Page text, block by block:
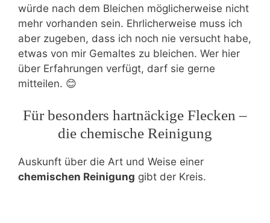
würde nach dem Bleichen möglicherweise nicht
mehr vorhanden sein. Ehrlicherweise muss ich
aber zugeben, dass ich noch nie versucht habe,
etwas von mir Gemaltes zu bleichen. Wer hier
über Erfahrungen verfügt, darf sie gerne
mitteilen. 😊
Für besonders hartnäckige Flecken –
die chemische Reinigung
Auskunft über die Art und Weise einer
chemischen Reinigung gibt der Kreis.